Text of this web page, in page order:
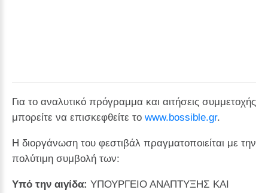
Για το αναλυτικό πρόγραμμα και αιτήσεις συμμετοχής
μπορείτε να επισκεφθείτε το www.bossible.gr.
Η διοργάνωση του φεστιβάλ πραγματοποιείται με την
πολύτιμη συμβολή των:
Υπό την αιγίδα: ΥΠΟΥΡΓΕΙΟ ΑΝΑΠΤΥΞΗΣ ΚΑΙ